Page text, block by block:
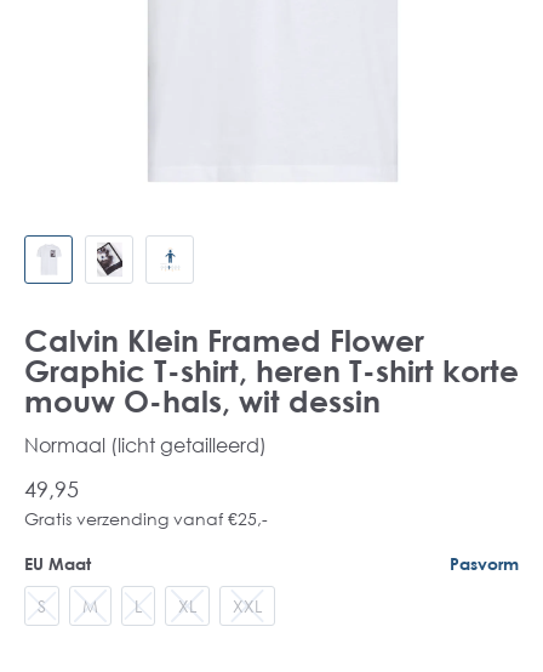
Calvin Klein Framed Flower
Graphic T-shirt, heren T-shirt korte
mouw O-hals, wit dessin
Normaal (licht getailleerd)
49,95
Gratis verzending vanaf €25,-
EU Maat Pasvorm
S M L XL XXL